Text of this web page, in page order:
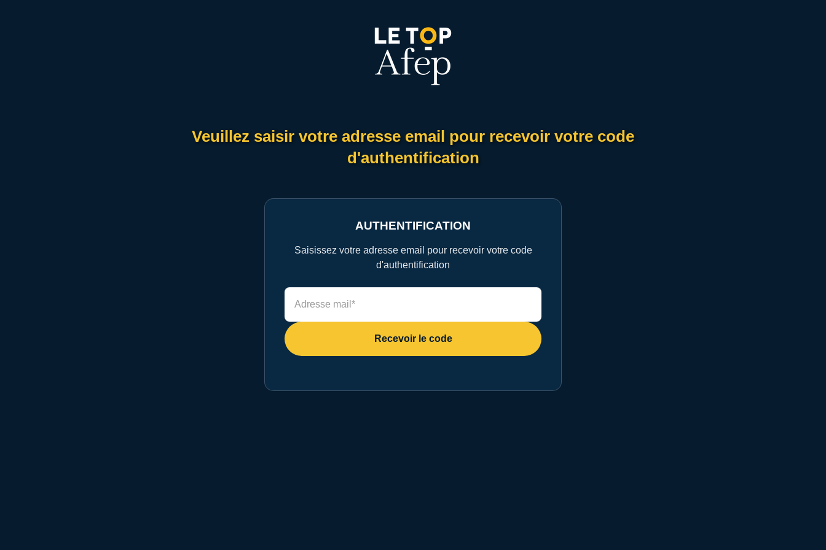
Veuillez saisir votre adresse email pour recevoir votre code
d'authentification
AUTHENTIFICATION
Saisissez votre adresse email pour recevoir votre code
d'authentification
Recevoir le code